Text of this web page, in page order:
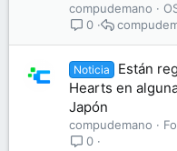
compudemano
0
Noticia
Están
Hearts en
Japón
compudemano
0